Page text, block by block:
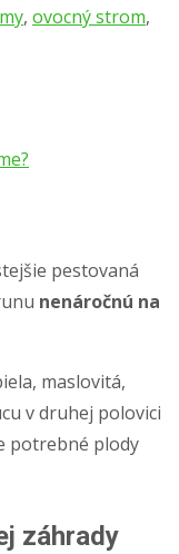
, ovocný strom,
pestovaná
nenáročnú na
maslovitá,
v druhej polovici
potrebné plody
záhrady